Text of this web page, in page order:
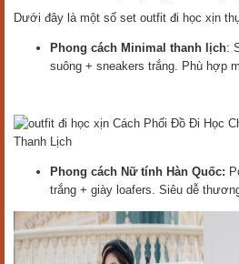
Dưới đây là một số set outfit đi học xịn
Phong cách Minimal thanh lịch:
suông + sneakers trắng. Phù hợp
Cách Phối Đồ Đi Học
Thanh Lịch
Phong cách Nữ tính Hàn Quốc:
trắng + giày loafers. Siêu dễ